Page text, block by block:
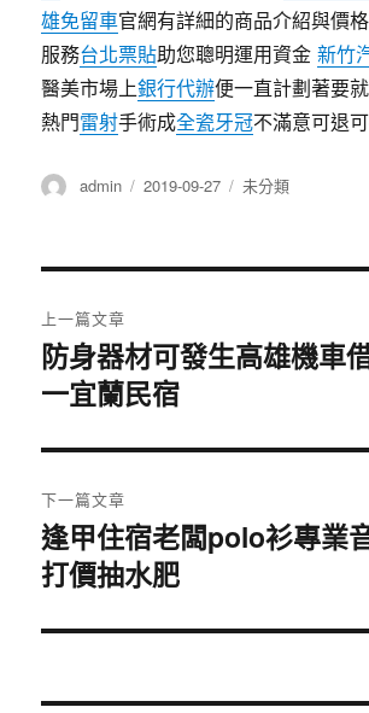
雄免留車官網有詳細的商品介紹與價
服務台北票貼助您聰明運用資金新竹
醫美市場上銀行代辦便一直計劃著要
熱門雷射手術成全瓷牙冠不滿意可退
作
admin
發
2019-09-27
分
未分類
章
導
覽
上一篇文章
上
一
文
章:
防身器材可發生高雄機車
一宜蘭民宿
下一篇文章
下
一
文
逢甲住宿老闆polo衫專業
打價抽水肥